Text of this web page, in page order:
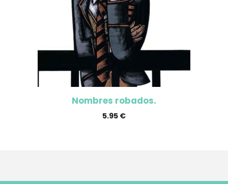
Nombres robados.
5.95 €